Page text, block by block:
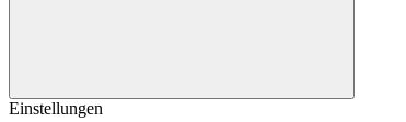
Einstellungen